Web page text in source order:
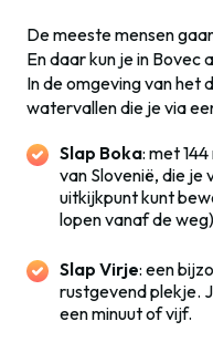
De meeste mensen
En daar kun je in Bovec
In de omgeving van het
watervallen die je via
Slap Boka: met
van Slovenië, die
uitkijkpunt kunt
lopen vanaf de
Slap Virje: een
rustgevend plekje.
een minuut of vijf.